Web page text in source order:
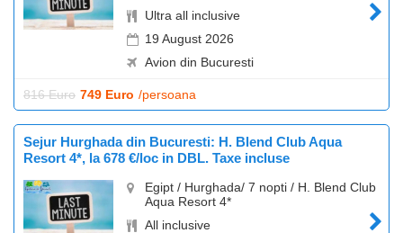
Ultra all inclusive
19 August 2026
Avion din Bucuresti
816 Euro 749 Euro /persoana
Sejur Hurghada din Bucuresti: H. Blend Club Aqua
Resort 4*, la 678 €/loc in DBL. Taxe incluse
Egipt / Hurghada/ 7 nopti / H. Blend Club
Aqua Resort 4*
All inclusive